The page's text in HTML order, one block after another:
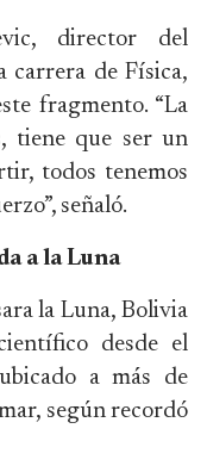
director del
carrera de Física,
fragmento. “La
tiene que ser un
todos tenemos
señaló.
a la Luna
la Luna, Bolivia
desde el
a más de
según recordó